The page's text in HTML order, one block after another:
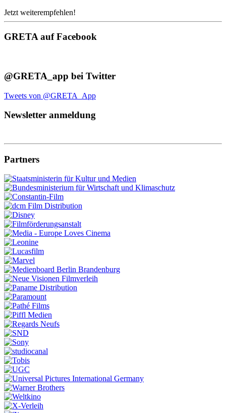
Jetzt weiterempfehlen!
GRETA auf Facebook
@GRETA_app bei Twitter
Tweets von @GRETA_App
Newsletter anmeldung
Partners